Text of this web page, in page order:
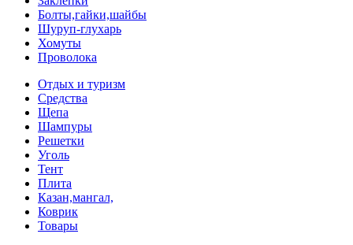
Болты,гайки,шайбы
Шуруп-глухарь
Хомуты
Проволока
Отдых и туризм
Средства
Щепа
Шампуры
Решетки
Уголь
Тент
Плита
Казан,мангал,
Коврик
Товары